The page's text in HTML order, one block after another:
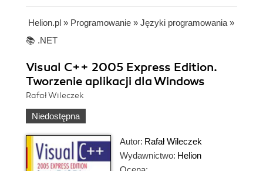
Helion.pl » Programowanie » Języki programowania »
📚 .NET
Visual C++ 2005 Express Edition.
Tworzenie aplikacji dla Windows
Rafał Wileczek
Niedostępna
Autor: Rafał Wileczek
Wydawnictwo: Helion